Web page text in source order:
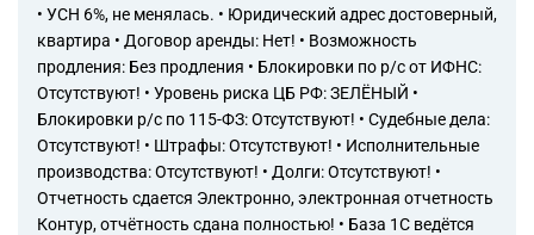
• УСН 6%, не менялась. • Юридический адрес достоверный,
квартира • Договор аренды: Нет! • Возможность
продления: Без продления • Блокировки по р/с от ИФНС:
Отсутствуют! • Уровень риска ЦБ РФ: ЗЕЛЁНЫЙ •
Блокировки р/с по 115-ФЗ: Отсутствуют! • Судебные дела:
Отсутствуют! • Штрафы: Отсутствуют! • Исполнительные
производства: Отсутствуют! • Долги: Отсутствуют! •
Отчетность сдается Электронно, электронная отчетность
Контур, отчётность сдана полностью! • База 1С ведётся